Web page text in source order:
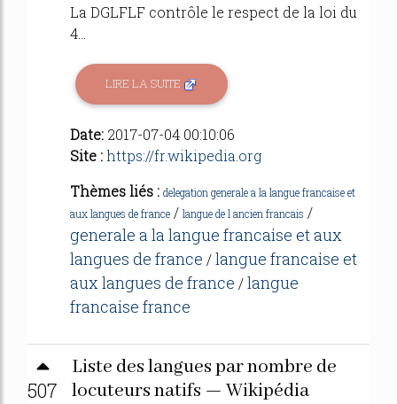
La DGLFLF contrôle le respect de la loi du
4...
LIRE LA SUITE
Date: 2017-07-04 00:10:06
Site :https://fr.wikipedia.org
Thèmes liés : delegation generale a la langue francaise et
aux langues de france / langue de l ancien francais /
generale a la langue francaise et aux
langues de france /langue francaise et
aux langues de france /langue
francaise france
507
Liste des langues par nombre de
locuteurs natifs — Wikipédia